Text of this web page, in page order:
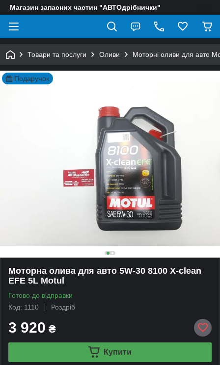
Магазин запасних частин "АВТОдрібнички"
Товари та послуги Оливи Моторні оливи для авто
Подарунок
Моторна олива для авто 5W-30 8100 X-clean
EFE 5L Motul
Готово до відправки
Код: 1110
Роздріб
3 920 ₴
Купити